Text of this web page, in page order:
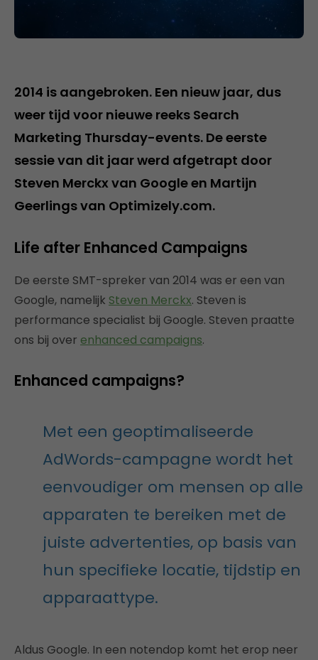
2014 is aangebroken. Een nieuw jaar, dus
weer tijd voor nieuwe reeks Search
Marketing Thursday-events. De eerste
sessie van dit jaar werd afgetrapt door
Steven Merckx van Google en Martijn
Geerlings van Optimizely.com.
Life after Enhanced Campaigns
De eerste SMT-spreker van 2014 was er een van
Google, namelijk Steven Merckx. Steven is
performance specialist bij Google. Steven praatte
ons bij over enhanced campaigns.
Enhanced campaigns?
Met een geoptimaliseerde
AdWords-campagne wordt het
eenvoudiger om mensen op alle
apparaten te bereiken met de
juiste advertenties, op basis van
hun specifieke locatie, tijdstip en
apparaattype.
Aldus Google. In een notendop komt het erop neer